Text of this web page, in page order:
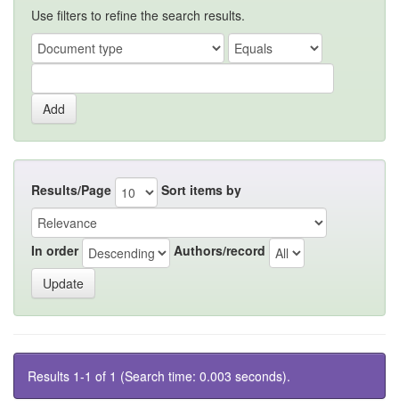
Use filters to refine the search results.
Results/Page Sort items by
In order Authors/record
Results 1-1 of 1 (Search time: 0.003 seconds).